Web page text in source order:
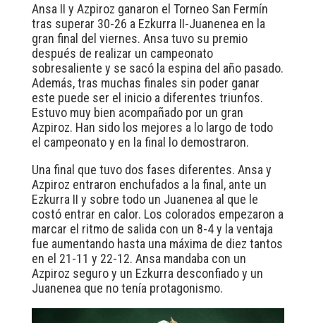
Ansa II y Azpiroz ganaron el Torneo San Fermín
tras superar 30-26 a Ezkurra II-Juanenea en la
gran final del viernes. Ansa tuvo su premio
después de realizar un campeonato
sobresaliente y se sacó la espina del año pasado.
Además, tras muchas finales sin poder ganar
este puede ser el inicio a diferentes triunfos.
Estuvo muy bien acompañado por un gran
Azpiroz. Han sido los mejores a lo largo de todo
el campeonato y en la final lo demostraron.
Una final que tuvo dos fases diferentes. Ansa y
Azpiroz entraron enchufados a la final, ante un
Ezkurra II y sobre todo un Juanenea al que le
costó entrar en calor. Los colorados empezaron a
marcar el ritmo de salida con un 8-4 y la ventaja
fue aumentando hasta una máxima de diez tantos
en el 21-11 y 22-12. Ansa mandaba con un
Azpiroz seguro y un Ezkurra desconfiado y un
Juanenea que no tenía protagonismo.